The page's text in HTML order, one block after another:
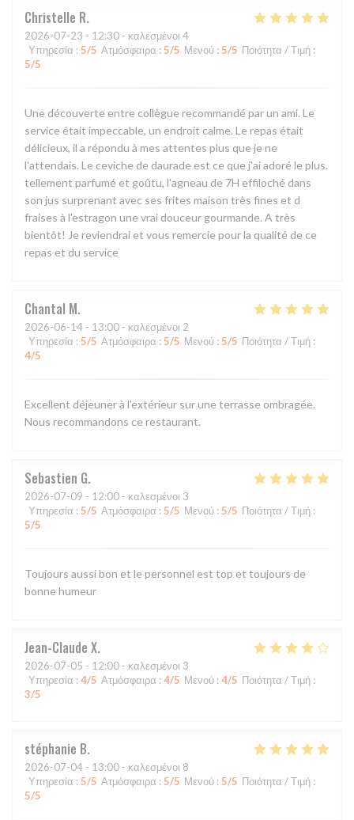
Christelle R
2026-07-23 - 12:30 - καλεσμένοι 4
Υπηρεσία : 5/5 Ατμόσφαιρα : 5/5 Μενού : 5/5 Ποιότητα / Τιμή :
5/5
Une découverte entre collègue recommandé par un ami. Le
service était impeccable, un endroit calme. Le repas était
délicieux, il a répondu à mes attentes plus que je ne
l'attendais. Le ceviche de daurade est ce que j'ai adoré le plus.
tellement parfumé et goûtu, l'agneau de 7H effiloché dans
son jus surprenant avec ses frites maison très fines et d
fraises à l'estragon une vrai douceur gourmande. A très
bientôt! Je reviendrai et vous remercie pour la qualité de ce
repas et du service
Chantal M
2026-06-14 - 13:00 - καλεσμένοι 2
Υπηρεσία : 5/5 Ατμόσφαιρα : 5/5 Μενού : 5/5 Ποιότητα / Τιμή :
4/5
Excellent déjeuner à l'extérieur sur une terrasse ombragée.
Nous recommandons ce restaurant.
Sebastien G
2026-07-09 - 12:00 - καλεσμένοι 3
Υπηρεσία : 5/5 Ατμόσφαιρα : 5/5 Μενού : 5/5 Ποιότητα / Τιμή :
5/5
Toujours aussi bon et le personnel est top et toujours de
bonne humeur
Jean-Claude X
2026-07-05 - 12:00 - καλεσμένοι 3
Υπηρεσία : 4/5 Ατμόσφαιρα : 4/5 Μενού : 4/5 Ποιότητα / Τιμή :
3/5
stéphanie B
2026-07-04 - 13:00 - καλεσμένοι 8
Υπηρεσία : 5/5 Ατμόσφαιρα : 5/5 Μενού : 5/5 Ποιότητα / Τιμή :
5/5